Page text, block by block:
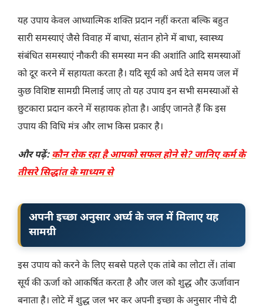
यह उपाय केवल आध्यात्मिक शक्ति प्रदान नहीं करता बल्कि बहुत
सारी समस्याएं जैसे विवाह में बाधा, संतान होने में बाधा, स्वास्थ्य
संबंधित समस्याएं नौकरी की समस्या मन की अशांति आदि समस्याओं
को दूर करने में सहायता करता है। यदि सूर्य को अर्घ देते समय जल में
कुछ विशिष्ट सामग्री मिलाई जाए तो यह उपाय इन सभी समस्याओं से
छुटकारा प्रदान करने में सहायक होता है। आईए जानते हैं कि इस
उपाय की विधि मंत्र और लाभ किस प्रकार है।
और पढ़ें:कौन रोक रहा है आपको सफल होने से? जानिए कर्म के
तीसरे सिद्धांत के माध्यम से
अपनी इच्छा अनुसार अर्घ्य के जल में मिलाए यह
सामग्री
इस उपाय को करने के लिए सबसे पहले एक तांबे का लोटा लें। तांबा
सूर्य की ऊर्जा को आकर्षित करता है और जल को शुद्ध और ऊर्जावान
बनाता है। लोटे में शुद्ध जल भर कर अपनी इच्छा के अनुसार नीचे दी